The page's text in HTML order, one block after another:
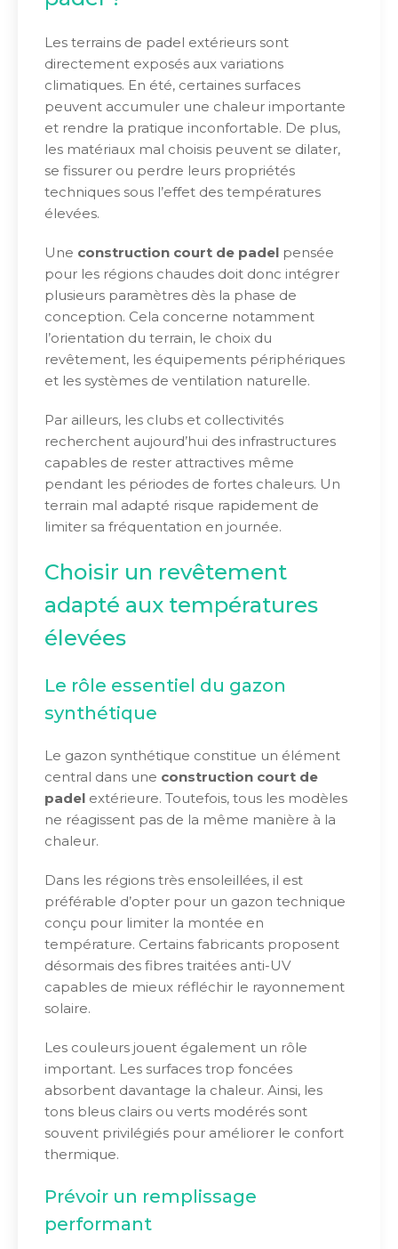
Les terrains de padel extérieurs sont
directement exposés aux variations
climatiques. En été, certaines surfaces
peuvent accumuler une chaleur importante
et rendre la pratique inconfortable. De plus,
les matériaux mal choisis peuvent se dilater,
se fissurer ou perdre leurs propriétés
techniques sous l’effet des températures
élevées.
Une construction court de padel pensée
pour les régions chaudes doit donc intégrer
plusieurs paramètres dès la phase de
conception. Cela concerne notamment
l’orientation du terrain, le choix du
revêtement, les équipements périphériques
et les systèmes de ventilation naturelle.
Par ailleurs, les clubs et collectivités
recherchent aujourd’hui des infrastructures
capables de rester attractives même
pendant les périodes de fortes chaleurs. Un
terrain mal adapté risque rapidement de
limiter sa fréquentation en journée.
Choisir un revêtement
adapté aux températures
élevées
Le rôle essentiel du gazon
synthétique
Le gazon synthétique constitue un élément
central dans une construction court de
padel extérieure. Toutefois, tous les modèles
ne réagissent pas de la même manière à la
chaleur.
Dans les régions très ensoleillées, il est
préférable d’opter pour un gazon technique
conçu pour limiter la montée en
température. Certains fabricants proposent
désormais des fibres traitées anti-UV
capables de mieux réfléchir le rayonnement
solaire.
Les couleurs jouent également un rôle
important. Les surfaces trop foncées
absorbent davantage la chaleur. Ainsi, les
tons bleus clairs ou verts modérés sont
souvent privilégiés pour améliorer le confort
thermique.
Prévoir un remplissage
performant